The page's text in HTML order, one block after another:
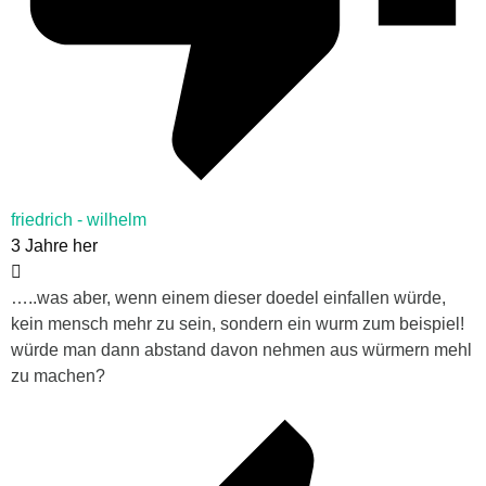
friedrich - wilhelm
3 Jahre her
…..was aber, wenn einem dieser doedel einfallen würde,
kein mensch mehr zu sein, sondern ein wurm zum beispiel!
würde man dann abstand davon nehmen aus würmern mehl
zu machen?